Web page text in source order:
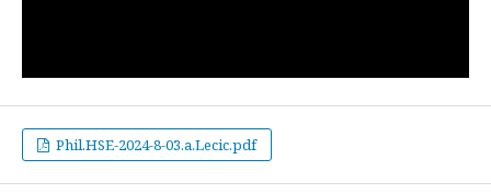
Phil.HSE-2024-8-03.a.Lecic.pdf